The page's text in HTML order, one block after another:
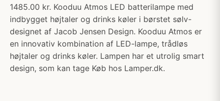
1485.00 kr. Kooduu Atmos LED batterilampe med
indbygget højtaler og drinks køler i børstet sølv-
designet af Jacob Jensen Design. Kooduu Atmos er
en innovativ kombination af LED-lampe, trådløs
højtaler og drinks køler. Lampen har et utrolig smart
design, som kan tage Køb hos Lamper.dk.